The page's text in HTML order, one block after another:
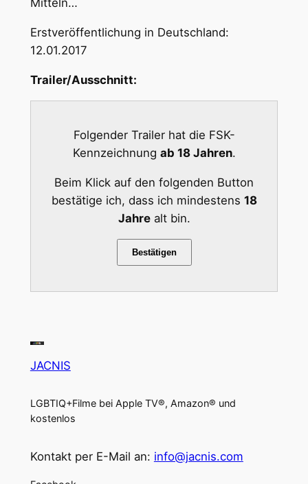
Mitteln…
Erstveröffentlichung in Deutschland:
12.01.2017
Trailer/Ausschnitt:
Folgender Trailer hat die FSK-
Kennzeichnung ab 18 Jahren.
Beim Klick auf den folgenden Button
bestätige ich, dass ich mindestens 18
Jahrealt bin.
Bestätigen
JACNIS
LGBTIQ+Filme bei Apple TV®, Amazon® und
kostenlos
Kontakt per E-Mail an: info@jacnis.com